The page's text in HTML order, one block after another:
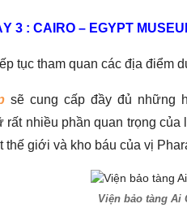
3 : CAIRO – EGYPT
tục tham quan các địa điểm
sẽ cung cấp đầy đủ những
rất nhiều phần quan trọng
giới và kho báu của vị
Viện bảo tàng Ai